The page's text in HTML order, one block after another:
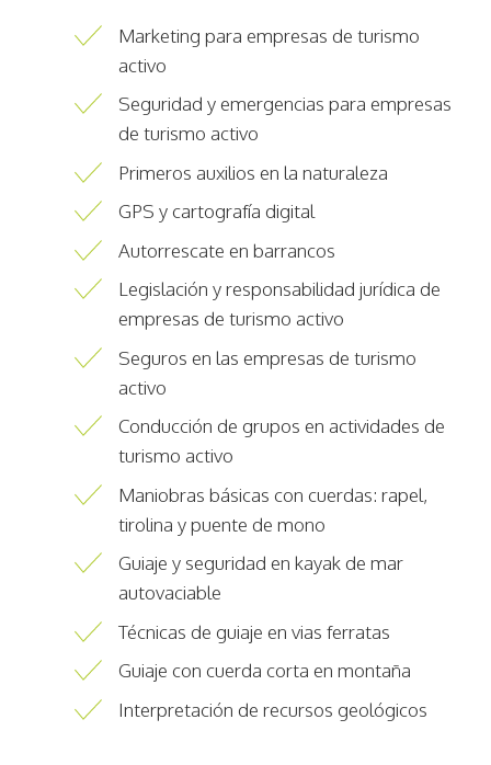
Marketing para empresas de turismo
activo
Seguridad y emergencias para empresas
de turismo activo
Primeros auxilios en la naturaleza
GPS y cartografía digital
Autorrescate en barrancos
Legislación y responsabilidad jurídica de
empresas de turismo activo
Seguros en las empresas de turismo
activo
Conducción de grupos en actividades de
turismo activo
Maniobras básicas con cuerdas: rapel,
tirolina y puente de mono
Guiaje y seguridad en kayak de mar
autovaciable
Técnicas de guiaje en vias ferratas
Guiaje con cuerda corta en montaña
Interpretación de recursos geológicos